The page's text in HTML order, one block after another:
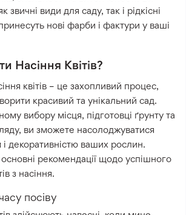
види для саду, так і рідкісні
нові фарби і фактури у ваші
Насіння Квітів?
квітів – це захопливий процес,
красивий та унікальний сад.
вибору місця, підготовці ґрунту та
ви зможете насолоджуватися
і декоративністю ваших рослин.
рекомендації щодо успішного
з насіння.
посіву